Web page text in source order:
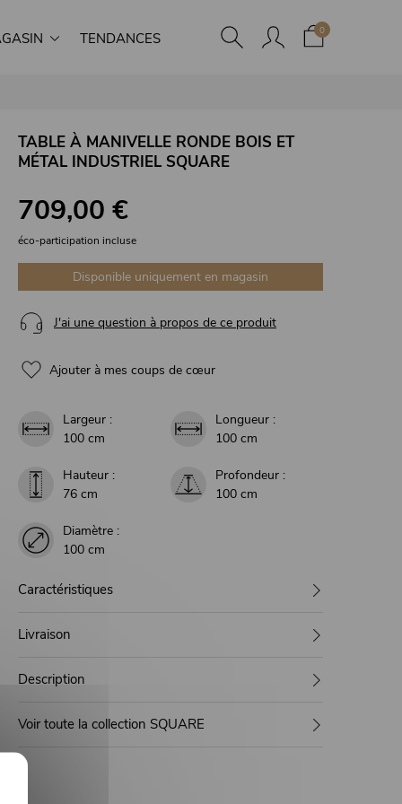
TENDANCES 0
TABLE À MANIVELLE RONDE BOIS ET
MÉTAL INDUSTRIEL SQUARE
709,00 €
éco-participation incluse
Disponible uniquement en magasin
J'ai une question à propos de ce produit
Ajouter à mes coups de cœur
Largeur :
100 cm
Longueur :
100 cm
Hauteur :
76 cm
Profondeur :
100 cm
Diamètre :
100 cm
Caractéristiques
Livraison
Description
Voir toute la collection SQUARE